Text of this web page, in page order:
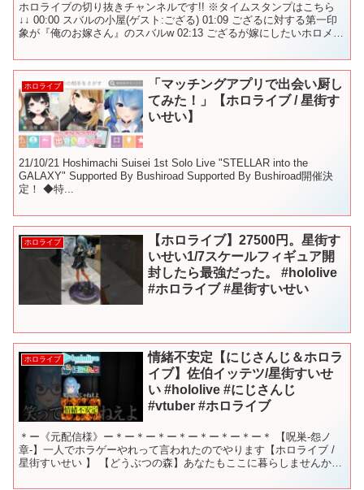
ホロライブの切り抜きチャンネルです!! ※タイムスタンプはこちら
↓↓ 00:00 スバルの小屋(ゲスト:ござる) 01:09 ござるに対する第一印
象が『俺のお嫁さん』のスバルw 02:13 ござるが嫁にしたいホロメン
ホロライブ
「マッチングアプリで出会い厨し
てみた！」【ホロライブ / 星街す
いせい】
21/10/21 Hoshimachi Suisei 1st Solo Live "STELLAR into the
GALAXY" Supported By Bushiroad Supported By Bushiroad開催決
定！ ◆特...
ホロライブ
【ホロライブ】27500円。星街す
いせい1/7スケールフィギュア開
封したら最強だった。 #hololive
#ホロライブ #星街すいせい
ホロライブ
情緒不安定【にじさんじ＆ホロラ
イブ】佐伯イッテツ/星街すいせ
い #hololive #にじさんじ
#vtuber #ホロライブ
＊ー《元配信様》ー＊ー＊ー＊ー＊ー＊ー＊ー＊ー＊ 【呪巣-怨ノ
章-】一人でホラゲーやれって言われたのでやります【ホロライブ /
星街すいせい 】 【どうぶつの森】あなたもここに暮らしませんか？